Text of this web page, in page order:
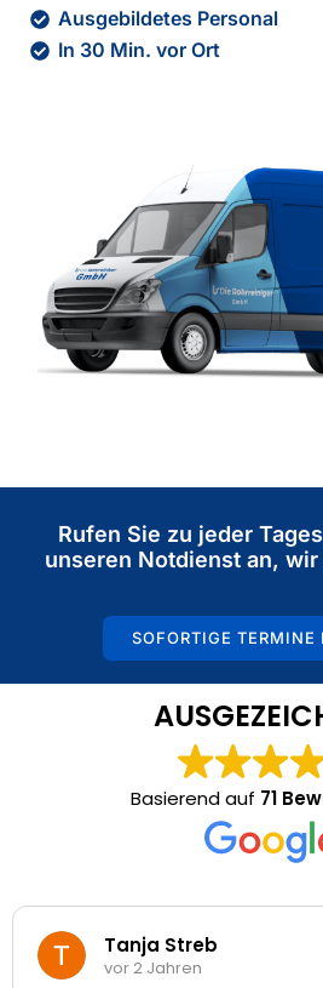
Ausgebildetes Personal
In 30 Min. vor Ort
Rufen Sie zu jeder
unseren Notdienst an,
SOFORTIGE TERMINE
Basierend auf 71
Tanja Streb
vor 2 Jahren